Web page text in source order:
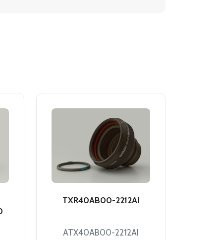
TXR40AB00-2212AI
ATX40AB00-2212AI